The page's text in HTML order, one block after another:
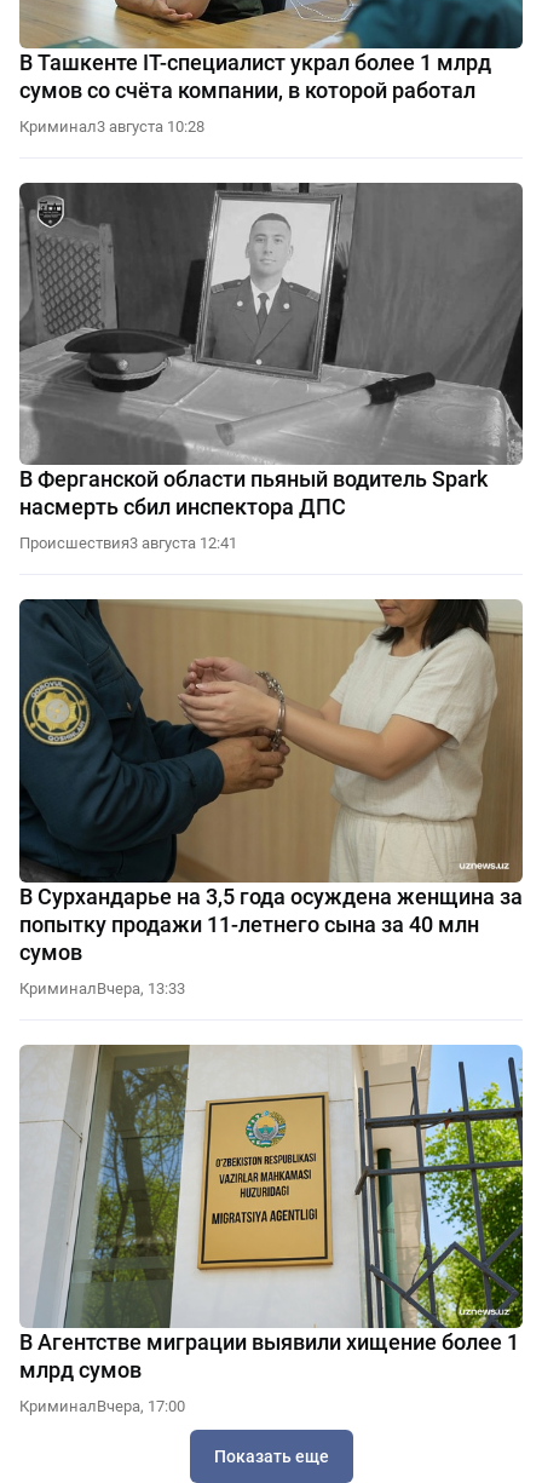
В Ташкенте IT-специалист украл более 1 млрд
сумов со счёта компании, в которой работал
Криминал3 августа 10:28
В Ферганской области пьяный водитель Spark
насмерть сбил инспектора ДПС
Происшествия3 августа 12:41
В Сурхандарье на 3,5 года осуждена женщина за
попытку продажи 11-летнего сына за 40 млн
сумов
КриминалВчера, 13:33
В Агентстве миграции выявили хищение более 1
млрд сумов
КриминалВчера, 17:00
Показать еще